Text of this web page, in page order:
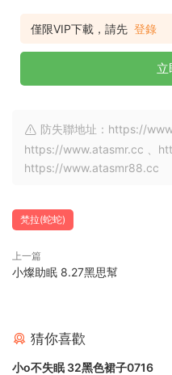
僅限VIP下載，請先 登錄
立
防失聯地址：https://
https://www.atasmr.cc 、
https://www.atasmr88.cc
梵拉(蛇蛇)
上一篇
小燦助眠 8.27黑思幫
猜你喜歡
小o不失眠 32黑色裙子0716